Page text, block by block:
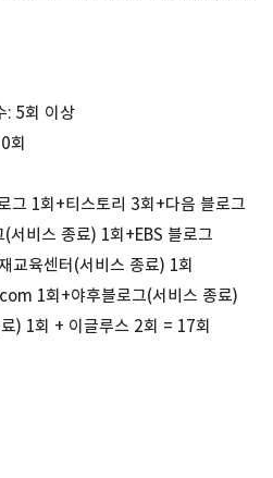
: 5회 이상
회
그 1회+티스토리 3회+다음 블로그
서비스 종료) 1회+EBS 블로그
교육센터(서비스 종료) 1회
1회+야후블로그(서비스 종료)
) 1회 + 이글루스 2회 = 17회